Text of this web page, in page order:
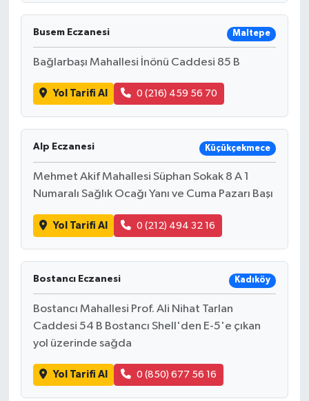
Busem Eczanesi Maltepe
Bağlarbaşı Mahallesi İnönü Caddesi 85 B
Yol Tarifi Al 0 (216) 459 56 70
Alp Eczanesi Küçükçekmece
Mehmet Akif Mahallesi Süphan Sokak 8 A 1
Numaralı Sağlık Ocağı Yanı ve Cuma Pazarı Başı
Yol Tarifi Al 0 (212) 494 32 16
Bostancı Eczanesi Kadıköy
Bostancı Mahallesi Prof. Ali Nihat Tarlan
Caddesi 54 B Bostancı Shell'den E-5'e çıkan
yol üzerinde sağda
Yol Tarifi Al 0 (850) 677 56 16